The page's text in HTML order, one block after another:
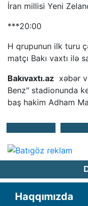
İran millisi Yeni
***20:00
H qrupunun ilk turu
matçı Bakı vaxtı
Bakıvaxtı.az xəbər
Benz" stadionunda
baş hakim Adham
Haqqımızda